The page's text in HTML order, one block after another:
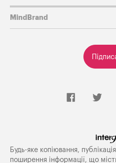
MindBrand
Будь-яке копiювання,
поширення iнформацiї, що